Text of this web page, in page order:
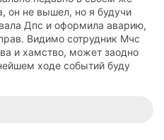
он не вышел, но я будучи
Дпс и оформила аварию,
Видимо сотрудник Мчс
и хамство, может заодно
ходе событий буду